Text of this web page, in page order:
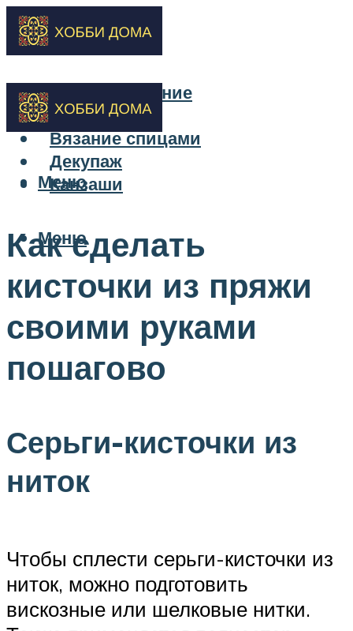
Бисероплетение
Вышивка
Вязание спицами
Декупаж
Канзаши
Меню
Меню
Как сделать
кисточки из пряжи
своими руками
пошагово
Серьги-кисточки из
ниток
Чтобы сплести серьги-кисточки из
ниток, можно подготовить
вискозные или шелковые нитки.